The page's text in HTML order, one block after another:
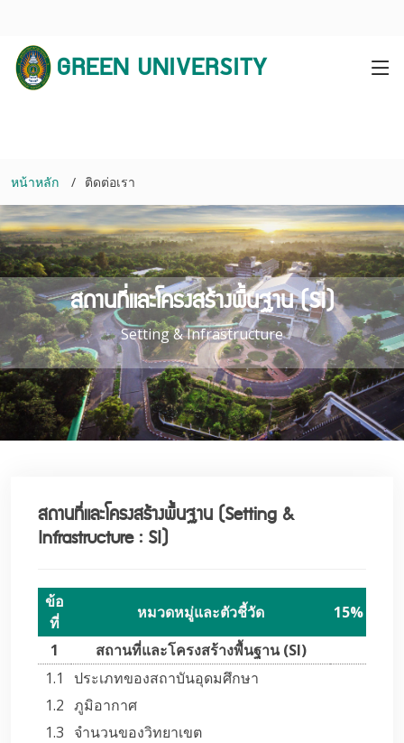
GREEN UNIVERSITY
หน้าหลัก ติดต่อเรา
สถานที่และโครงสร้างพื้นฐาน (SI)
Setting & Infrastructure
สถานที่และโครงสร้างพื้นฐาน (Setting &
Infrastructure : SI)
ข้อ
ที่
หมวดหมู่และตัวชี้วัด
15%
1
สถานที่และโครงสร้างพื้นฐาน (SI)
1.1
ประเภทของสถาบันอุดมศึกษา
1.2 ภูมิอากาศ
1.3 จำนวนของวิทยาเขต